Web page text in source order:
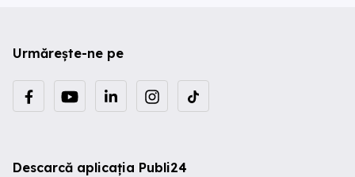
Urmărește-ne pe
Descarcă aplicația Publi24